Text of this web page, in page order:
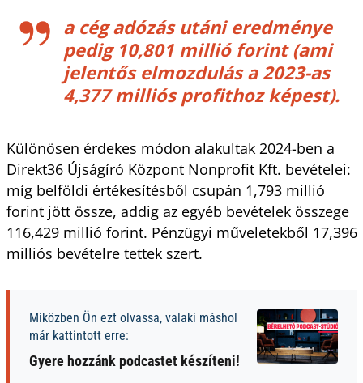
a cég adózás utáni eredménye
pedig 10,801 millió forint (ami
jelentős elmozdulás a 2023-as
4,377 milliós profithoz képest).
Különösen érdekes módon alakultak 2024-ben a
Direkt36 Újságíró Központ Nonprofit Kft. bevételei:
míg belföldi értékesítésből csupán 1,793 millió
forint jött össze, addig az egyéb bevételek összege
116,429 millió forint. Pénzügyi műveletekből 17,396
milliós bevételre tettek szert.
Miközben Ön ezt olvassa, valaki máshol
már kattintott erre:
Gyere hozzánk podcastet készíteni!